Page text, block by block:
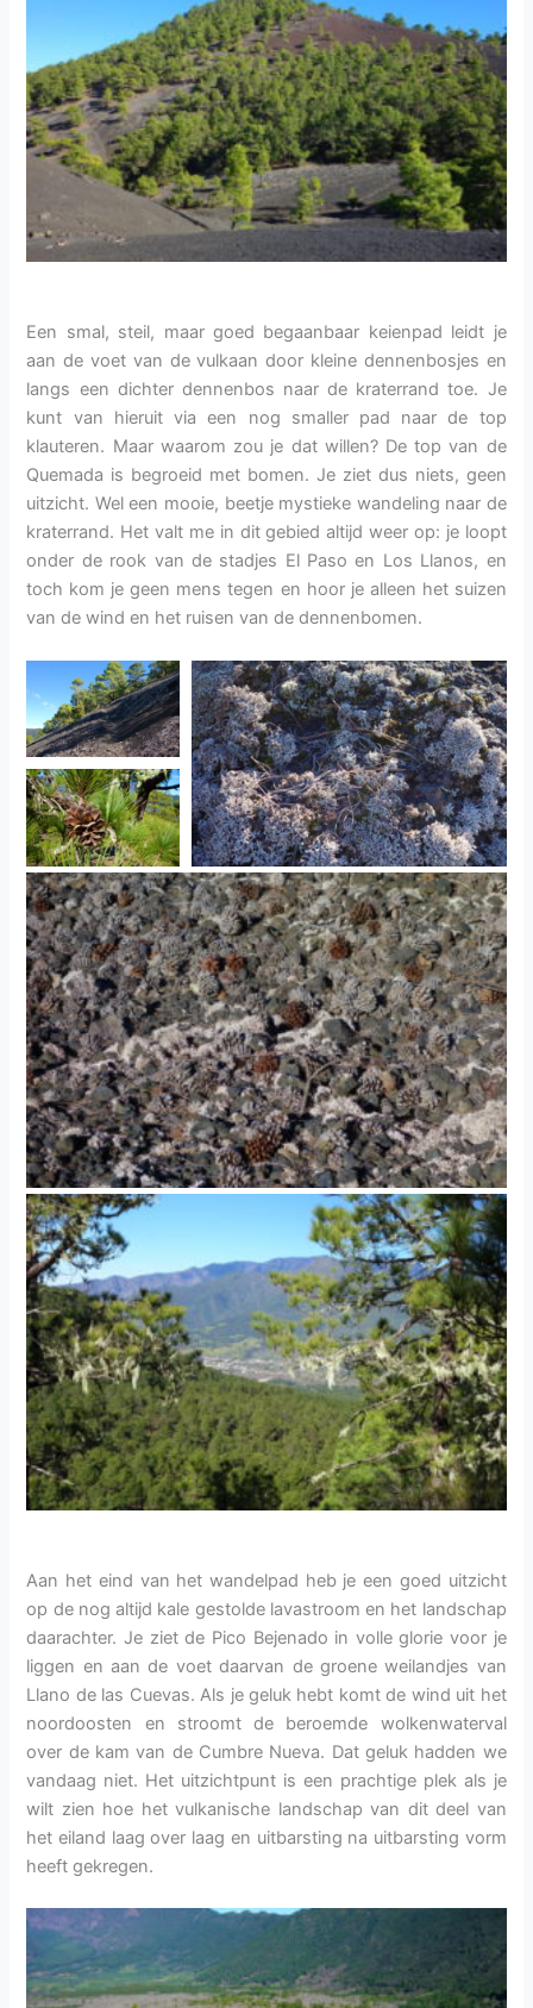
Een smal, steil, maar goed begaanbaar keienpad leidt je
aan de voet van de vulkaan door kleine dennenbosjes en
langs een dichter dennenbos naar de kraterrand toe. Je
kunt van hieruit via een nog smaller pad naar de top
klauteren. Maar waarom zou je dat willen? De top van de
Quemada is begroeid met bomen. Je ziet dus niets, geen
uitzicht. Wel een mooie, beetje mystieke wandeling naar de
kraterrand. Het valt me in dit gebied altijd weer op: je loopt
onder de rook van de stadjes El Paso en Los Llanos, en
toch kom je geen mens tegen en hoor je alleen het suizen
van de wind en het ruisen van de dennenbomen.
Aan het eind van het wandelpad heb je een goed uitzicht
op de nog altijd kale gestolde lavastroom en het landschap
daarachter. Je ziet de Pico Bejenado in volle glorie voor je
liggen en aan de voet daarvan de groene weilandjes van
Llano de las Cuevas. Als je geluk hebt komt de wind uit het
noordoosten en stroomt de beroemde wolkenwaterval
over de kam van de Cumbre Nueva. Dat geluk hadden we
vandaag niet. Het uitzichtpunt is een prachtige plek als je
wilt zien hoe het vulkanische landschap van dit deel van
het eiland laag over laag en uitbarsting na uitbarsting vorm
heeft gekregen.